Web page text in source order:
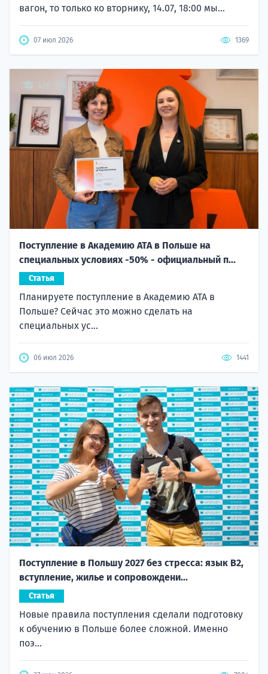
вагон, то только ко вторнику, 14.07, 18:00 мы...
07 июл 2026 1369
Поступление в Академию ATA в Польше на
специальных условиях -50% - официальный п...
Статья
Планируете поступление в Академию ATA в
Польше? Сейчас это можно сделать на
специальных ус...
06 июл 2026 1441
Поступление в Польшу 2027 без стресса: язык B2,
вступление, жилье и сопровождени...
Статья
Новые правила поступления сделали подготовку
к обучению в Польше более сложной. Именно
поэ...